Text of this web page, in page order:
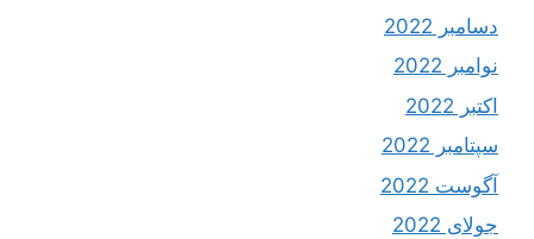
دسامبر 2022
نوامبر 2022
اکتبر 2022
سپتامبر 2022
آگوست 2022
جولای 2022